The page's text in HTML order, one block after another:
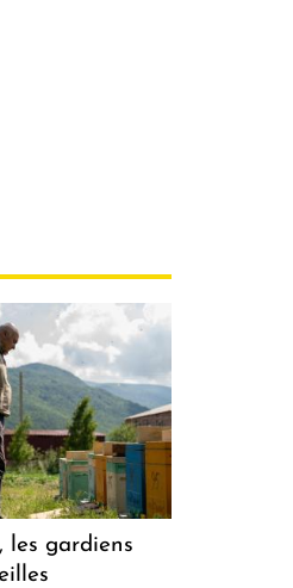
les gardiens